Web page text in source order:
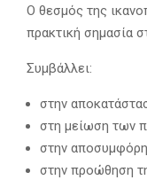
Ο θεσμός της
πρακτική σημασία
Συμβάλλει:
στην
στη μείωση των
στην
στην προώθηση